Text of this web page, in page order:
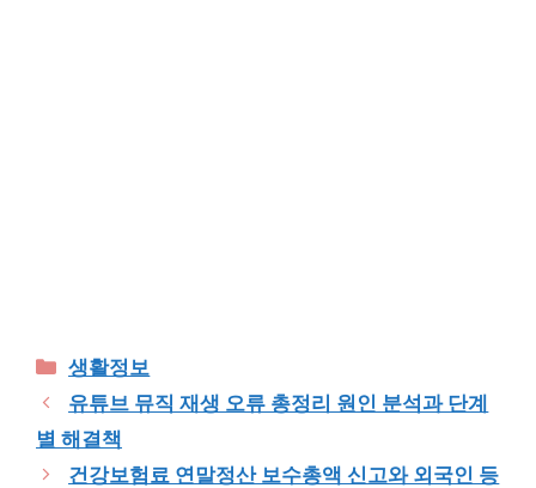
Categories
생활정보
유튜브 뮤직 재생 오류 총정리 원인 분석과 단계
별 해결책
건강보험료 연말정산 보수총액 신고와 외국인 등